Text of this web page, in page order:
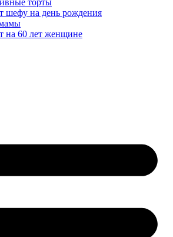
торты
шефу на день рождения
на 60 лет женщине